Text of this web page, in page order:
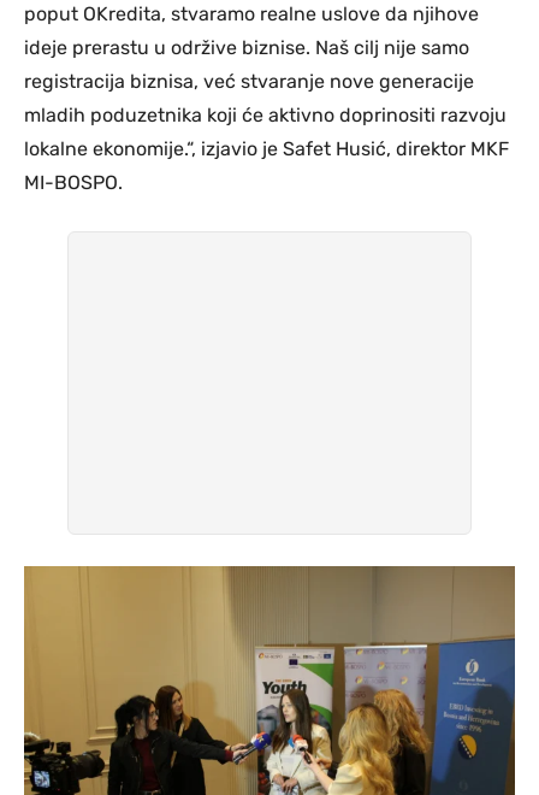
poput OKredita, stvaramo realne uslove da njihove
ideje prerastu u održive biznise. Naš cilj nije samo
registracija biznisa, već stvaranje nove generacije
mladih poduzetnika koji će aktivno doprinositi razvoju
lokalne ekonomije.“, izjavio je Safet Husić, direktor MKF
MI-BOSPO.